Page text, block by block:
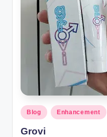
Blog Enhancement
Grovi